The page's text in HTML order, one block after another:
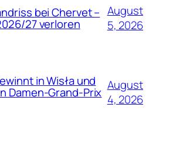
bei Chervet –
27 verloren
August
5, 2026
in Wisła und
Damen-Grand-Prix August
4, 2026